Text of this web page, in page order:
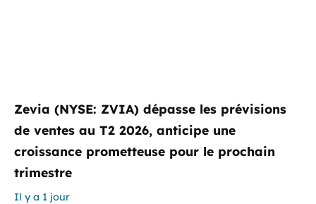
Zevia (NYSE: ZVIA) dépasse les prévisions
de ventes au T2 2026, anticipe une
croissance prometteuse pour le prochain
trimestre
Il y a 1 jour